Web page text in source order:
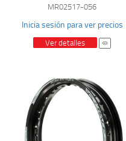
MR02517-056
Inicia sesión para ver precios
Ver detalles